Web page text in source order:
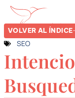
VOLVER AL ÍNDICE
SEO